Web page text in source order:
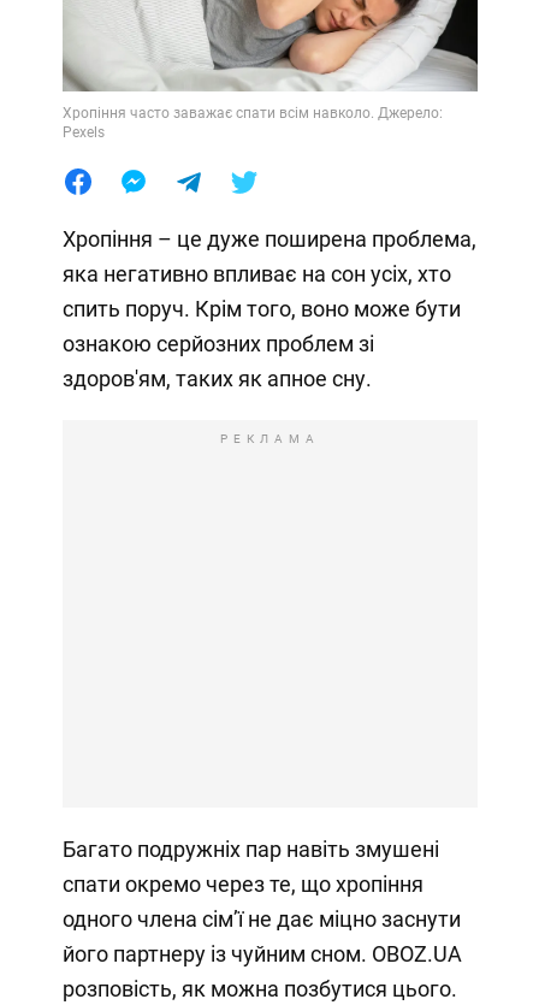
Хропіння часто заважає спати всім навколо. Джерело:
Pexels
Хропіння – це дуже поширена проблема,
яка негативно впливає на сон усіх, хто
спить поруч. Крім того, воно може бути
ознакою серйозних проблем зі
здоров'ям, таких як апное сну.
РЕКЛАМА
Багато подружніх пар навіть змушені
спати окремо через те, що хропіння
одного члена сімʼї не дає міцно заснути
його партнеру із чуйним сном. OBOZ.UA
розповість, як можна позбутися цього.